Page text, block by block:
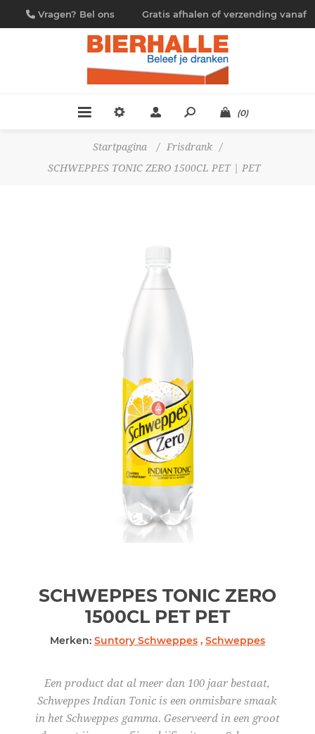
Vragen? Bel ons
09/230.88.44
Gratis afhalen of verzending vanaf
€ 4,95
(0)
Startpagina / Frisdrank
/
SCHWEPPES TONIC ZERO 1500CL PET | PET
SCHWEPPES TONIC ZERO
1500CL PET PET
Merken: Suntory Schweppes , Schweppes
Een product dat al meer dan 100 jaar bestaat,
Schweppes Indian Tonic is een onmisbare smaak
in het Schweppes gamma. Geserveerd in een groot